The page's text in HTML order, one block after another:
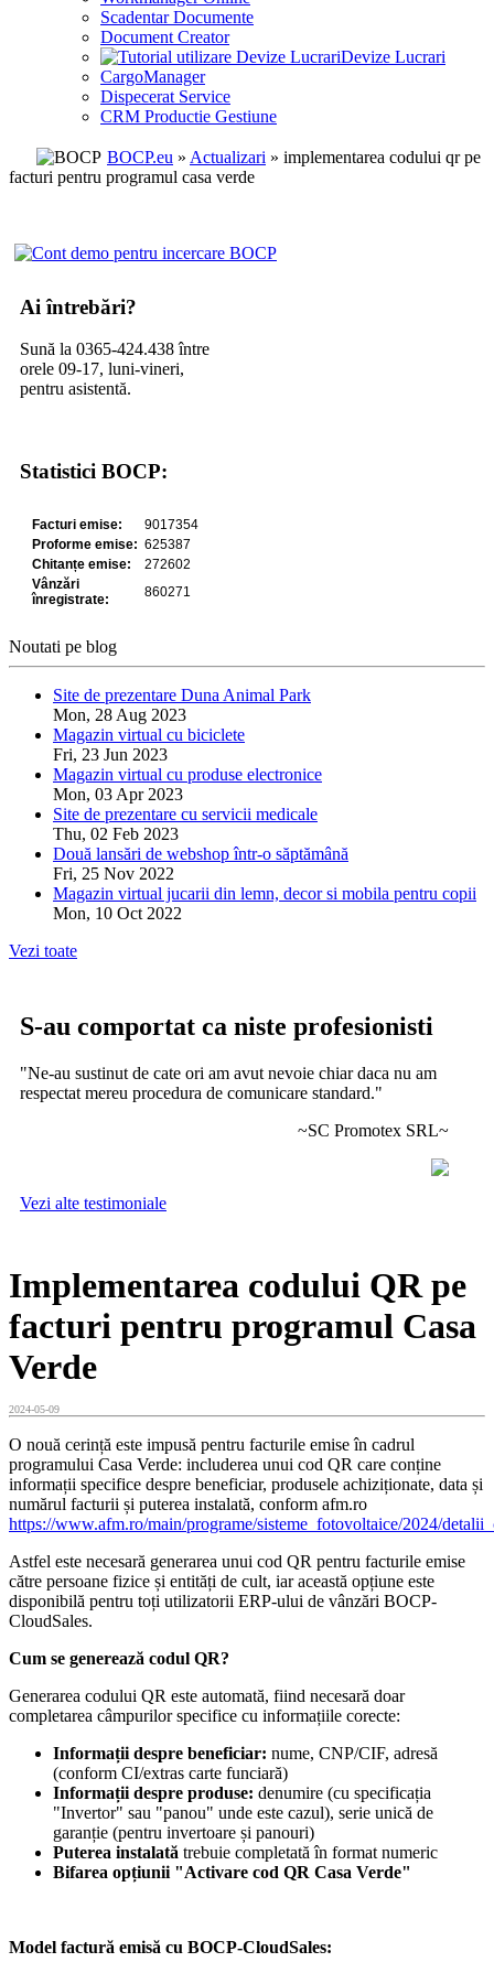
Scadentar Documente
Document Creator
Devize Lucrari
CargoManager
Dispecerat Service
CRM Productie Gestiune
BOCP.eu » Actualizari » implementarea codului qr pe
facturi pentru programul casa verde
Ai întrebări?
Sună la 0365-424.438 între
orele 09-17, luni-vineri,
pentru asistentă.
Statistici BOCP:
Noutati pe blog
Site de prezentare Duna Animal Park
Mon, 28 Aug 2023
Magazin virtual cu biciclete
Fri, 23 Jun 2023
Magazin virtual cu produse electronice
Mon, 03 Apr 2023
Site de prezentare cu servicii medicale
Thu, 02 Feb 2023
Două lansări de webshop într-o săptămână
Fri, 25 Nov 2022
Magazin virtual jucarii din lemn, decor si mobila pentru copii
Mon, 10 Oct 2022
Vezi toate
S-au comportat ca niste profesionisti
"Ne-au sustinut de cate ori am avut nevoie chiar daca nu am
respectat mereu procedura de comunicare standard."
~SC Promotex SRL~
Vezi alte testimoniale
Implementarea codului QR pe
facturi pentru programul Casa
Verde
2024-05-09
O nouă cerință este impusă pentru facturile emise în cadrul
programului Casa Verde: includerea unui cod QR care conține
informații specifice despre beneficiar, produsele achiziționate, data și
numărul facturii și puterea instalată, conform afm.ro
https://www.afm.ro/main/programe/sisteme_fotovoltaice/2024/
Astfel este necesară generarea unui cod QR pentru facturile emise
către persoane fizice și entități de cult, iar această opțiune este
disponibilă pentru toți utilizatorii ERP-ului de vânzări BOCP-
CloudSales.
Cum se generează codul QR?
Generarea codului QR este automată, fiind necesară doar
completarea câmpurilor specifice cu informațiile corecte:
Informații despre beneficiar: nume, CNP/CIF, adresă
(conform CI/extras carte funciară)
Informații despre produse: denumire (cu specificația
"Invertor" sau "panou" unde este cazul), serie unică de
garanție (pentru invertoare și panouri)
Puterea instalată trebuie completată în format numeric
Bifarea opțiunii "Activare cod QR Casa Verde"
Model factură emisă cu BOCP-CloudSales: